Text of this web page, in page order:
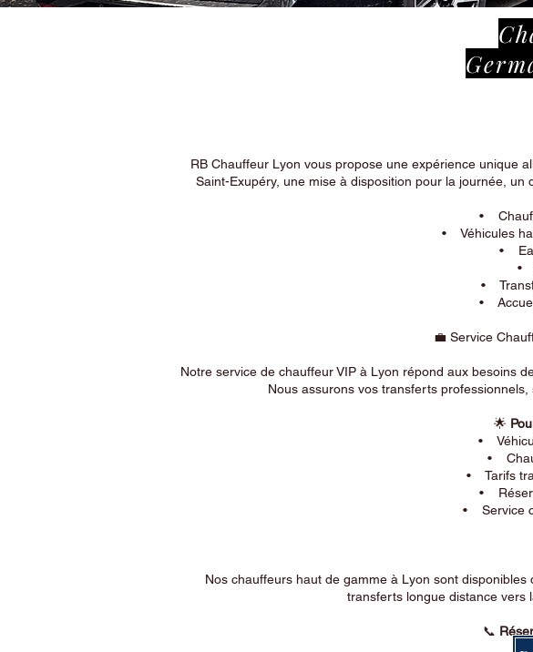
RB Chauffeur Lyon vous propose une expérience unique
Saint-Exupéry, une mise à disposition pour la journée,
•
• Véhicules
•
•
•
• Accueil
💼 Service
Notre service de chauffeur VIP à Lyon répond aux besoins
Nous assurons vos transferts
🌟
•
•
• Tarifs
•
• Service
Nos chauffeurs haut de gamme à Lyon sont
transferts longue distance vers
📞